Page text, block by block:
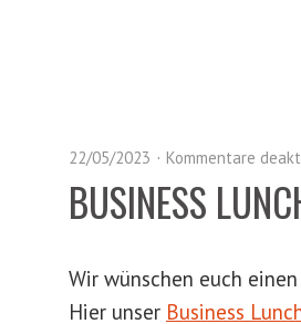
22/05/2023 Kommentare
BUSINESS
Wir wünschen euch
Hier unser Business